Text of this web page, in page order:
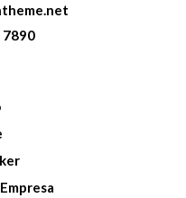
7890